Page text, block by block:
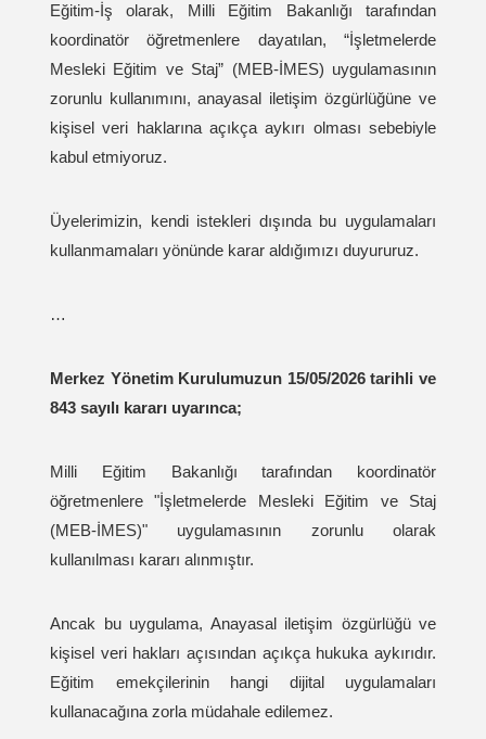
Eğitim-İş olarak, Milli Eğitim Bakanlığı tarafından
koordinatör öğretmenlere dayatılan, “İşletmelerde
Mesleki Eğitim ve Staj” (MEB-İMES) uygulamasının
zorunlu kullanımını, anayasal iletişim özgürlüğüne ve
kişisel veri haklarına açıkça aykırı olması sebebiyle
kabul etmiyoruz.
Üyelerimizin, kendi istekleri dışında bu uygulamaları
kullanmamaları yönünde karar aldığımızı duyururuz.
…
Merkez Yönetim Kurulumuzun 15/05/2026 tarihli ve
843 sayılı kararı uyarınca;
Milli Eğitim Bakanlığı tarafından koordinatör
öğretmenlere "İşletmelerde Mesleki Eğitim ve Staj
(MEB-İMES)" uygulamasının zorunlu olarak
kullanılması kararı alınmıştır.
Ancak bu uygulama, Anayasal iletişim özgürlüğü ve
kişisel veri hakları açısından açıkça hukuka aykırıdır.
Eğitim emekçilerinin hangi dijital uygulamaları
kullanacağına zorla müdahale edilemez.